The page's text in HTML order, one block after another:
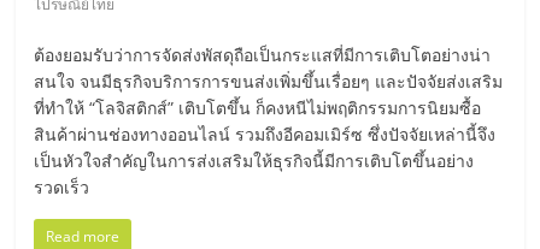
แฟ
รน
ไชส์
แฟ
ไปรษณีย์ไทย
ต้องยอมรับว่าการจัดส่งพัสดุถือเป็นกระแสที่มีการเติบโตอย่างน่า
สนใจ จนมีธุรกิจบริการการขนส่งเพิ่มขึ้นเรื่อยๆ และปัจจัยส่งเสริม
ที่ทำให้ “โลจิสติกส์” เติบโตขึ้น ก็คงหนีไม่พฤติกรรมการนิยมซื้อ
สินค้าผ่านช่องทางออนไลน์ รวมถึงอีคอมเมิร์ซ ซึ่งปัจจัยเหล่านี้จึง
เป็นหัวใจสำคัญในการส่งเสริมให้ธุรกิจนี้มีการเติบโตขึ้นอย่าง
รวดเร็ว
Read more